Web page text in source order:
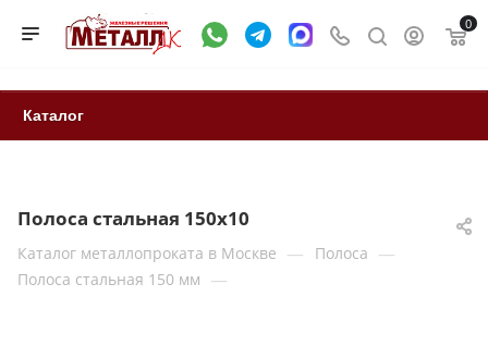
0
Каталог
Полоса стальная 150х10
Каталог металлопроката в Москве — Полоса —
Полоса стальная 150 мм —